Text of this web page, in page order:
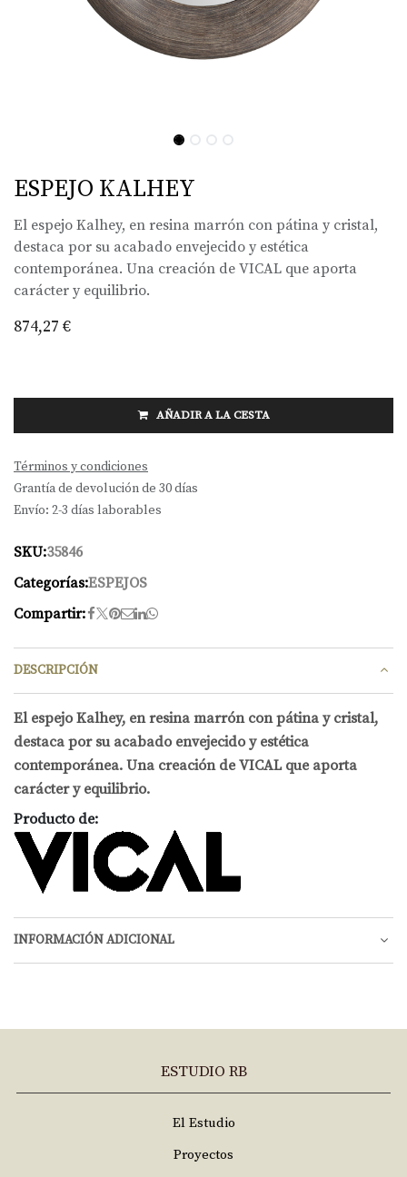
ESPEJO KALHEY
El espejo Kalhey, en resina marrón con pátina y cristal,
destaca por su acabado envejecido y estética
contemporánea. Una creación de VICAL que aporta
carácter y equilibrio.
874,27 €
AÑADIR A LA CESTA
Términos y condiciones
Grantía de devolución de 30 días
Envío: 2-3 días laborables
SKU:35846
Categorías:ESPEJOS
Compartir:
DESCRIPCIÓN
El espejo Kalhey, en resina marrón con pátina y cristal,
destaca por su acabado envejecido y estética
contemporánea. Una creación de VICAL que aporta
carácter y equilibrio.
Producto de:
INFORMACIÓN ADICIONAL
ESTUDIO RB
El Estudio
Proyectos